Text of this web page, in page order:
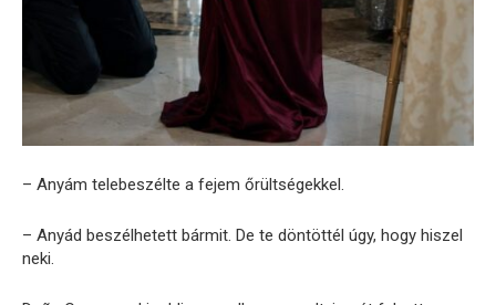
– Anyám telebeszélte a fejem őrültségekkel.
– Anyád beszélhetett bármit. De te döntöttél úgy, hogy hiszel
neki.